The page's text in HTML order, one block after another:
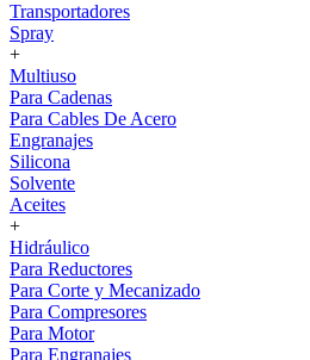
Transportadores
Spray
+
Multiuso
Para Cadenas
Para Cables De Acero
Engranajes
Silicona
Solvente
Aceites
+
Hidráulico
Para Reductores
Para Corte y Mecanizado
Para Compresores
Para Motor
Para Engranajes